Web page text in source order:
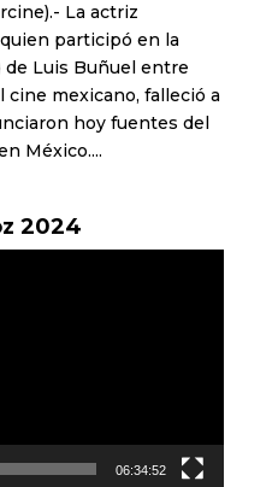
La actriz
participó en la
de Luis Buñuel entre
mexicano, falleció a
hoy fuentes del
México....
2024
06:34:52